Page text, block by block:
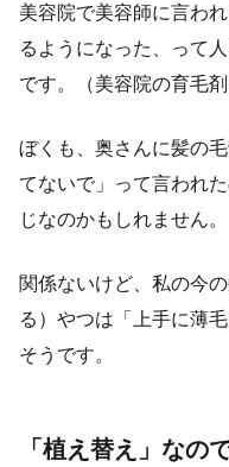
美容院で美容師に言わ
るようになった、って
です。（美容院の育毛剤
ぼくも、奥さんに髪の
てないで」って言われ
じなのかもしれません。
関係ないけど、私の今
る）やつは「上手に薄
そうです。
「植え替え」なの